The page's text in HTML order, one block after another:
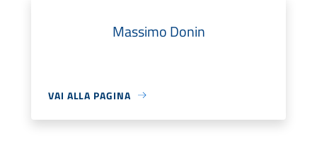
Massimo Donin
VAI ALLA PAGINA